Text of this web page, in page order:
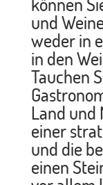
und
weder in
in den
Tauchen
Land und
einer
und die
einen